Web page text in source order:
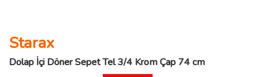
Starax
Dolap İçi Döner Sepet Tel 3/4 Krom Çap 74 cm